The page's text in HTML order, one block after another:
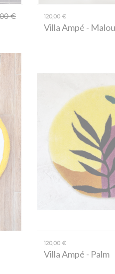
€ 120,00 €
Villa Ampé - Malou
120,00 €
Villa Ampé - Palm